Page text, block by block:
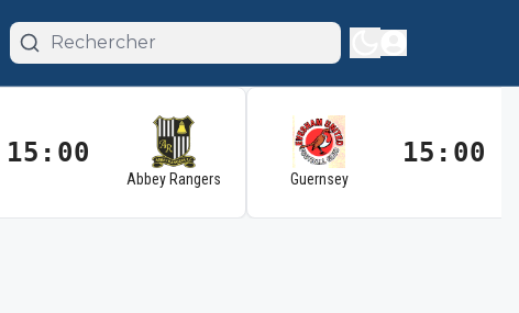
15:00
Abbey Rangers Guernsey
15:00